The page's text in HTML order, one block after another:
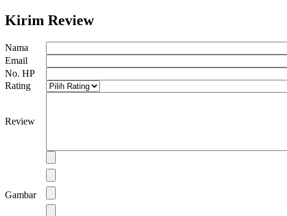
Kirim Review
Nama
Email
No. HP
Rating
Review
Gambar